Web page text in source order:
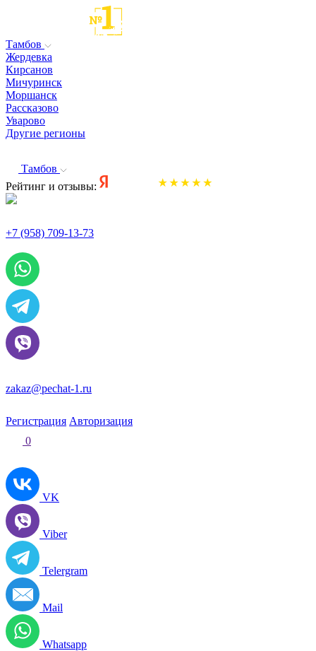
Тамбов
Жердевка
Кирсанов
Мичуринск
Моршанск
Рассказово
Уварово
Другие регионы
Тамбов
Рейтинг и отзывы:
+7 (958) 709-13-73
zakaz@pechat-1.ru
Регистрация Авторизация
0
VK
Viber
Telergram
Mail
Whatsapp